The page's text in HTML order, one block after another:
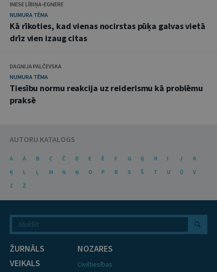
INESE LĪBIŅA-EGNERE
NUMURA TĒMA
Kā rīkoties, kad vienas nocirstas pūķa galvas vietā
drīz vien izaug citas
DAGNIJA PALČEVSKA
NUMURA TĒMA
Tiesību normu reakcija uz reiderismu kā problēmu
praksē
AUTORU KATALOGS
A Ā B C Č D E Ē F G Ģ H I J
K
Ķ
L Ļ M N Ņ O P R S Š T U Ū
V
Z
Ž
ŽURNĀLS
VEIKALS
NOZARES
Civiltiesības